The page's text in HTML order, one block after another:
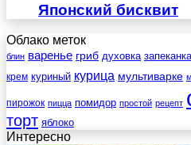
Японский бисквит
Облако меток
блин варенье гриб духовка запеканка
крем куриный курица мультиварке
пирожок пицца помидор простой рецепт
торт яблоко
Интересно